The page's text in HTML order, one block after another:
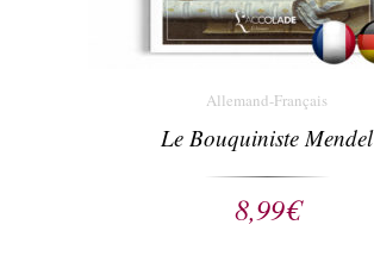
Allemand-Français
Le Bouquiniste Mendel
8,99€